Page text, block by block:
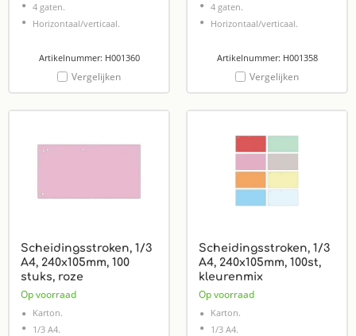
4 gaten.
Horizontaal/verticaal.
Artikelnummer: H001360
Vergelijken
4 gaten.
Horizontaal/verticaal.
Artikelnummer: H001358
Vergelijken
Scheidingsstroken, 1/3
A4, 240x105mm, 100
stuks, roze
Op voorraad
Karton.
1/3 A4.
Scheidingsstroken, 1/3
A4, 240x105mm, 100st,
kleurenmix
Op voorraad
Karton.
1/3 A4.